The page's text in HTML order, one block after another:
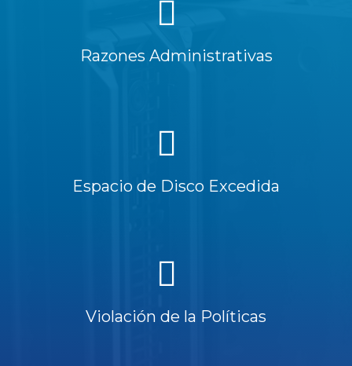
Razones Administrativas
Espacio de Disco Excedida
Violación de la Políticas